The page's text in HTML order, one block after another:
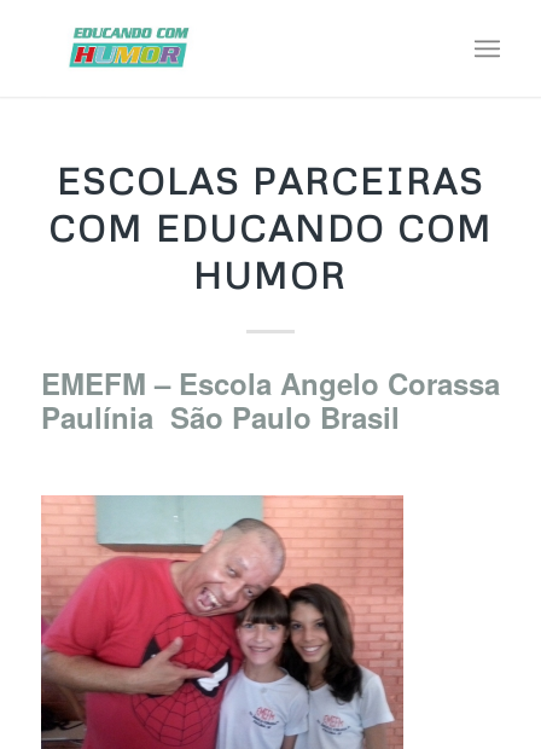
ESCOLAS PARCEIRAS
COM EDUCANDO COM
HUMOR
EMEFM – Escola Angelo Corassa
Paulínia São Paulo Brasil